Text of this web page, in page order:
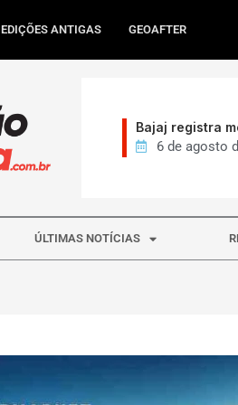
EDIÇÕES ANTIGAS GEOAFTER
Bajaj registra
6 de agosto
ÚLTIMAS NOTÍCIAS